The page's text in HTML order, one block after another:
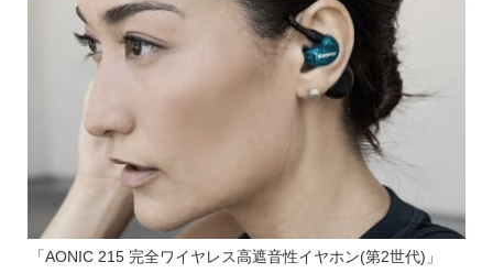
「AONIC 215 完全ワイヤレス高遮音性イヤホン(第2世代)」